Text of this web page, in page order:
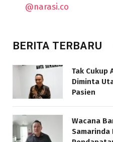
@narasi.co
BERITA TERBARU
Tak Cukup
Diminta
Pasien
Wacana
Samarinda